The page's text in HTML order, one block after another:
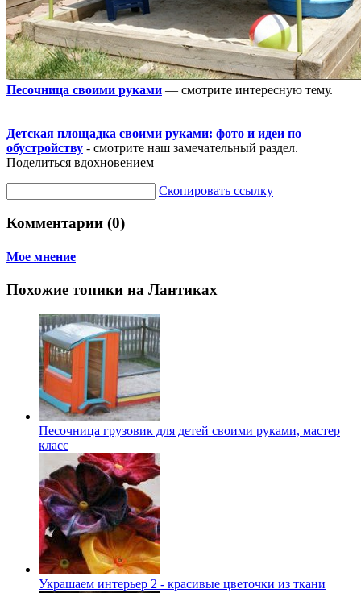
Песочница своими руками — смотрите интересную тему.
Детская площадка своими руками: фото и идеи по
обустройству - смотрите наш замечательный раздел.
Поделиться вдохновением
Скопировать ссылку
Комментарии (0)
Мое мнение
Похожие топики на Лантиках
Песочница грузовик для детей своими руками, мастер
класс
Украшаем интерьер 2 - красивые цветочки из ткани